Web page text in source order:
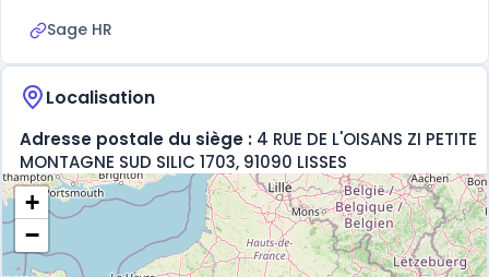
Sage HR
Localisation
Adresse postale du siège : 4 RUE DE L'OISANS ZI PETITE
MONTAGNE SUD SILIC 1703, 91090 LISSES
+
−